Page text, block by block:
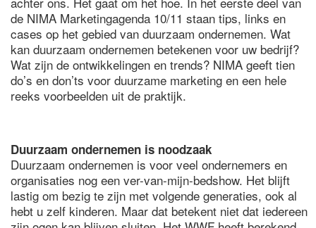
de NIMA Marketingagenda 10/11 staan tips, links en
cases op het gebied van duurzaam ondernemen. Wat
kan duurzaam ondernemen betekenen voor uw bedrijf?
Wat zijn de ontwikkelingen en trends? NIMA geeft tien
do’s en don’ts voor duurzame marketing en een hele
reeks voorbeelden uit de praktijk.
Duurzaam ondernemen is noodzaak
Duurzaam ondernemen is voor veel ondernemers en
organisaties nog een ver-van-mijn-bedshow. Het blijft
lastig om bezig te zijn met volgende generaties, ook al
hebt u zelf kinderen. Maar dat betekent niet dat iedereen